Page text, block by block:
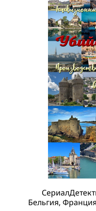
Сериал
Бельгия,